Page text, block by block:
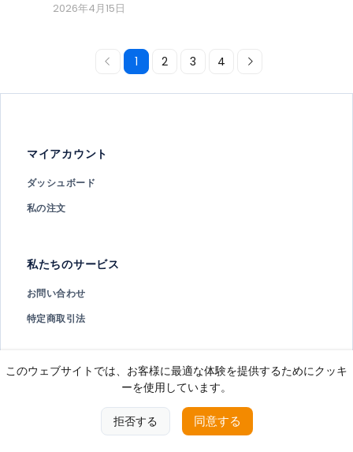
2026年4月15日
1 2 3 4
マイアカウント
ダッシュボード
私の注文
私たちのサービス
お問い合わせ
特定商取引法
著作権 © IHOPES2026。全著作権所有。
このウェブサイトでは、お客様に最適な体験を提供するためにクッキ
ーを使用しています。
拒否する 同意する